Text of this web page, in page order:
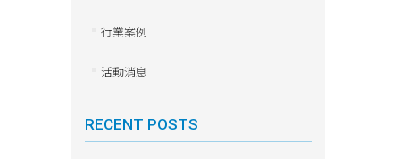
行業案例
活動消息
RECENT POSTS